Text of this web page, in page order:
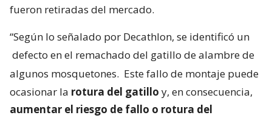
fueron retiradas del mercado.
“Según lo señalado por Decathlon, se identificó un
defecto en el remachado del gatillo de alambre de
algunos mosquetones. Este fallo de montaje puede
ocasionar la rotura del gatillo y, en consecuencia,
aumentar el riesgo de fallo o rotura del